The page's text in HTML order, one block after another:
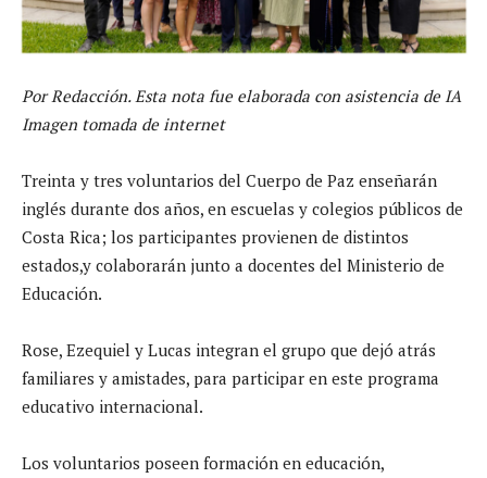
Por Redacción. Esta nota fue elaborada con asistencia de IA
Imagen tomada de internet
Treinta y tres voluntarios del Cuerpo de Paz enseñarán
inglés durante dos años, en escuelas y colegios públicos de
Costa Rica; los participantes provienen de distintos
estados,y colaborarán junto a docentes del Ministerio de
Educación.
Rose, Ezequiel y Lucas integran el grupo que dejó atrás
familiares y amistades, para participar en este programa
educativo internacional.
Los voluntarios poseen formación en educación,